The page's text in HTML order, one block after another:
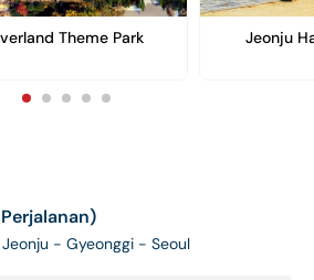
Theme Park Jeonju
- Gyeonggi - Seoul